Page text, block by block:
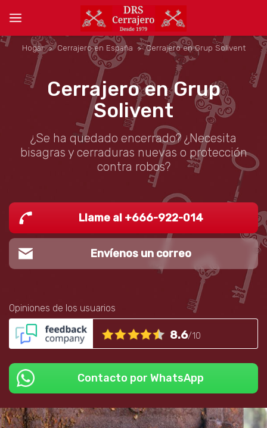
Hogar Cerrajero en España Cerrajero en Grup Solivent
Cerrajero en Grup
Solivent
¿Se ha quedado encerrado? ¿Necesita
bisagras y cerraduras nuevas o protección
contra robos?
Llame al +666-922-014
Envíenos un correo
Opiniones de los usuarios
8.6/10
Contacto por WhatsApp